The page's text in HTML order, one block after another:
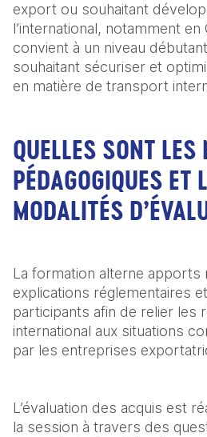
export ou souhaitant
l’international, notamment en
convient à un niveau
souhaitant sécuriser et
en matière de transport
QUELLES SONT LES
PÉDAGOGIQUES ET
MODALITÉS
La formation alterne apports
explications réglementaires
participants afin de relier les
international aux situations
par les entreprises
L’évaluation des acquis est
la session à travers des